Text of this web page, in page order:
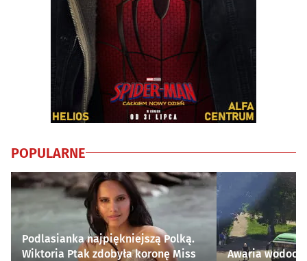
POPULARNE
Podlasianka najpiękniejszą Polką.
Wiktoria Ptak zdobyła koronę Miss
Awaria